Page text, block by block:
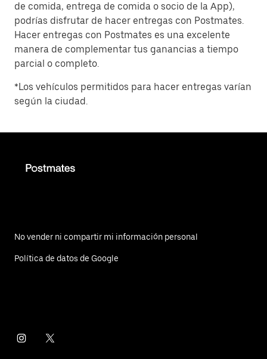
de comida, entrega de comida o socio de la App),
podrías disfrutar de hacer entregas con Postmates.
Hacer entregas con Postmates es una excelente
manera de complementar tus ganancias a tiempo
parcial o completo.
*Los vehículos permitidos para hacer entregas varían
según la ciudad.
No vender ni compartir mi información personal
Política de datos de Google